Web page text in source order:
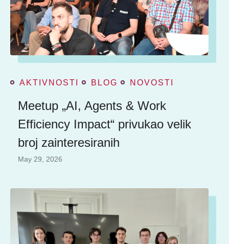
AKTIVNOSTI BLOG NOVOSTI
Meetup „AI, Agents & Work
Efficiency Impact“ privukao velik
broj zainteresiranih
May 29, 2026